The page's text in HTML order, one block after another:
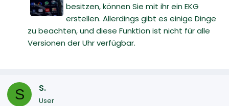
besitzen, können Sie mit ihr ein EKG
erstellen. Allerdings gibt es einige Dinge
zu beachten, und diese Funktion ist nicht für alle
Versionen der Uhr verfügbar.
S S.
User